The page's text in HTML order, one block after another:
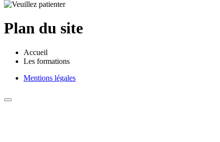
Plan du site
Accueil
Les formations
Mentions légales